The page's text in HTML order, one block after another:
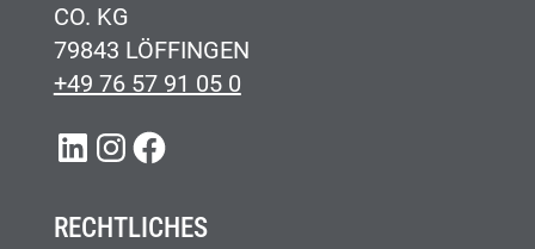
CO. KG
79843 LÖFFINGEN
+49 76 57 91 05 0
LINKEDIN
INSTAGRAM
FACEBOOK
RECHTLICHES